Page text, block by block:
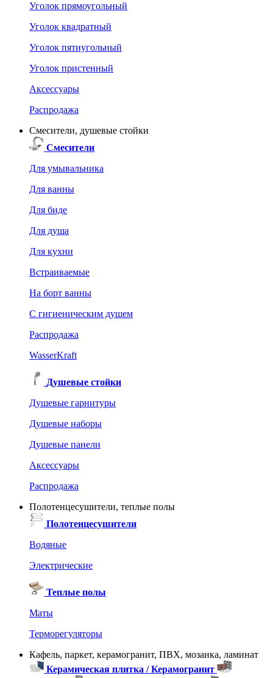
Уголок прямоугольный
Уголок квадратный
Уголок пятиугольный
Уголок пристенный
Аксессуары
Распродажа
Смесители, душевые стойки
Смесители
Для умывальника
Для ванны
Для биде
Для душа
Для кухни
Встраиваемые
На борт ванны
C гигиеническим душем
Распродажа
WasserKraft
Душевые стойки
Душевые гарнитуры
Душевые наборы
Душевые панели
Аксессуары
Распродажа
Полотенцесушители, теплые полы
Полотенцесушители
Водяные
Электрические
Теплые полы
Маты
Терморегуляторы
Кафель, паркет, керамогранит, ПВХ, мозаика, ламинат
Керамическая плитка / Керамогранит